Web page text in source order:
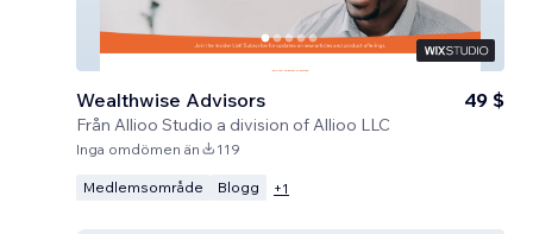
Wealthwise Advisors
Från Allioo Studio a division of Allioo LLC
49 $
Inga omdömen än 119
Medlemsområde Blogg +1